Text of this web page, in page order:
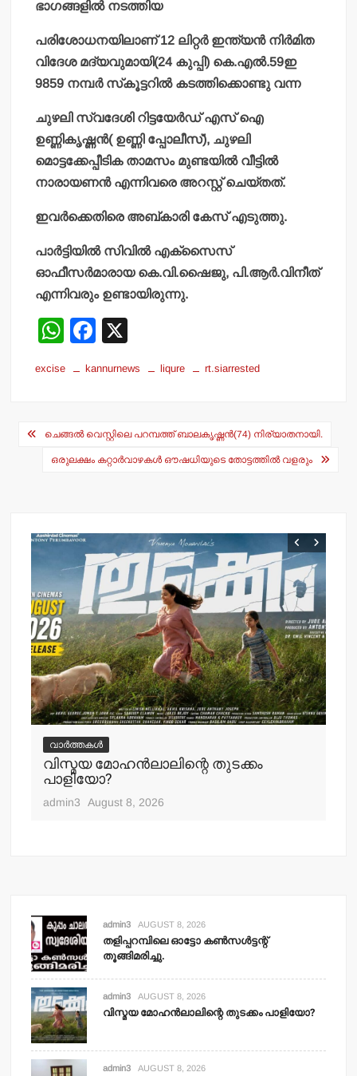
ഭാഗങ്ങളില്‍ നടത്തിയ
പരിശോധനയിലാണ് 12 ലിറ്റര്‍ ഇന്ത്യന്‍ നിര്‍മിത
വിദേശ മദ്യവുമായി(24 കുപ്പി) കെ.എല്‍.59ഇ
9859 നമ്പര്‍ സ്‌കൂട്ടറില്‍ കടത്തിക്കൊണ്ടു വന്ന
ചുഴലി സ്വദേശി റിട്ടയേര്‍ഡ് എസ് ഐ
ഉണ്ണികൃഷ്ണന്‍( ഉണ്ണി പ്പോലീസ്), ചുഴലി
മൊട്ടക്കേപ്പീടിക താമസം മുണ്ടയില്‍ വീട്ടില്‍
നാരായണന്‍ എന്നിവരെ അറസ്റ്റ് ചെയ്തത്.
ഇവര്‍ക്കെതിരെ അബ്കാരി കേസ് എടുത്തു.
പാര്‍ട്ടിയില്‍ സിവില്‍ എക്‌സൈസ്
ഓഫീസര്‍മാരായ കെ.വി.ഷൈജു, പി.ആര്‍.വിനീത്
എന്നിവരും ഉണ്ടായിരുന്നു.
W
at
A
p
F
c
b
o
excise kannurnews liqure rt.siarrested
Post
navigation
ചെങ്ങല്‍ വെസ്റ്റിലെ പറമ്പത്ത് ബാലകൃഷ്ണന്‍(74) നിര്യാതനായി.
ഒരുലക്ഷം കറ്റാര്‍വാഴകള്‍ ഔഷധിയുടെ തോട്ടത്തില്‍ വളരും
വാർത്തകൾ
വിസ്മയ മോഹന്‍ലാലിന്റെ തുടക്കം
പാളിയോ?
admin3 August 8, 2026
admin3 AUGUST 8, 2026
തളിപ്പറമ്പിലെ ഓട്ടോ കണ്‍സള്‍ട്ടന്റ്
തൂങ്ങിമരിച്ചു.
admin3 AUGUST 8, 2026
വിസ്മയ മോഹന്‍ലാലിന്റെ തുടക്കം പാളിയോ?
admin3 AUGUST 8, 2026